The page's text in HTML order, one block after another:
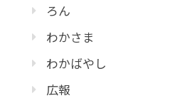
ろん
わかさま
わかばやし
広報